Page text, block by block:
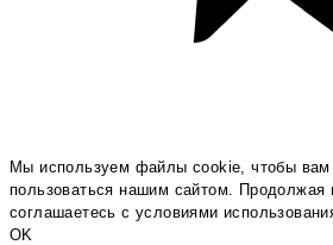
Мы используем файлы cookie, чтобы
пользоваться нашим сайтом. Продолжая
соглашаетесь c условиями
OK